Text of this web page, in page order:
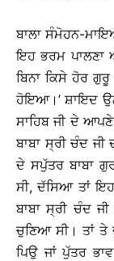
ਬਾਲਾ ਸੰਮੋਹਨ-
ਇਹ ਭਰਮ ਪਾਲਣਾ
ਬਿਨਾ ਕਿਸੇ ਹੋਰ
ਹੋਇਆ।’ ਸ਼ਾਇਦ
ਸਾਹਿਬ ਜੀ ਦੇ
ਬਾਬਾ ਸ੍ਰੀ ਚੰਦ
ਦੇ ਸਪੁੱਤਰ ਬਾਬਾ
ਸੀ, ਦੱਸਿਆ ਤਾਂ ਇਹ
ਬਾਬਾ ਸ੍ਰੀ ਚੰਦ
ਚੁਣਿਆ ਸੀ। ਤਾਂ ਤੇ
ਪਿਉ ਜਾਂ ਪੁੱਤਰ